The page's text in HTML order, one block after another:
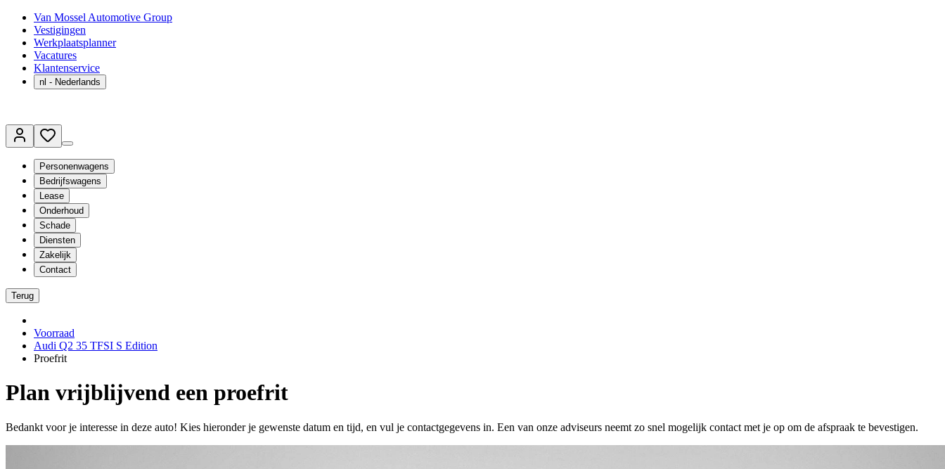
Van Mossel Automotive Group
Vestigingen
Werkplaatsplanner
Vacatures
Klantenservice
nl - Nederlands
Personenwagens
Bedrijfswagens
Lease
Onderhoud
Schade
Diensten
Zakelijk
Contact
Terug
Voorraad
Audi Q2 35 TFSI S Edition
Proefrit
Plan vrijblijvend een proefrit
Bedankt voor je interesse in deze auto! Kies hieronder je gewenste datum en tijd, en vul je contactgegevens in. Een van onze adviseurs neemt zo snel mogelijk contact met je op om de afspraak te bevestigen.